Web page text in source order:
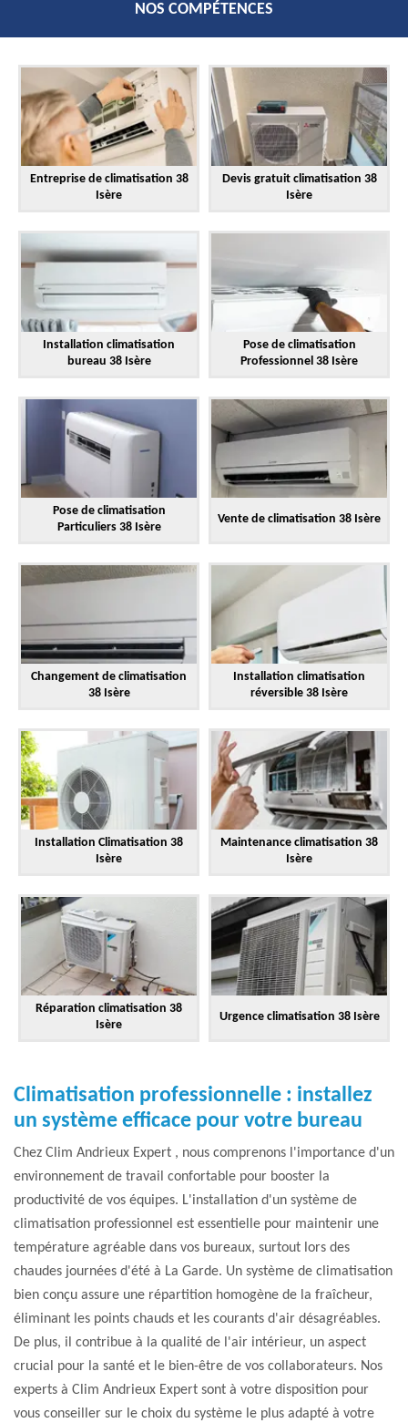
NOS COMPÉTENCES
Entreprise de climatisation 38
Isère
Devis gratuit climatisation 38
Isère
Installation climatisation
bureau 38 Isère
Pose de climatisation
Professionnel 38 Isère
Pose de climatisation
Particuliers 38 Isère
Vente de climatisation 38 Isère
Changement de climatisation
38 Isère
Installation climatisation
réversible 38 Isère
Installation Climatisation 38
Isère
Maintenance climatisation 38
Isère
Réparation climatisation 38
Isère
Urgence climatisation 38 Isère
Climatisation professionnelle : installez
un système efficace pour votre bureau
Chez Clim Andrieux Expert , nous comprenons l'importance d'un
environnement de travail confortable pour booster la
productivité de vos équipes. L'installation d'un système de
climatisation professionnel est essentielle pour maintenir une
température agréable dans vos bureaux, surtout lors des
chaudes journées d'été à La Garde. Un système de climatisation
bien conçu assure une répartition homogène de la fraîcheur,
éliminant les points chauds et les courants d'air désagréables.
De plus, il contribue à la qualité de l'air intérieur, un aspect
crucial pour la santé et le bien-être de vos collaborateurs. Nos
experts à Clim Andrieux Expert sont à votre disposition pour
vous conseiller sur le choix du système le plus adapté à votre